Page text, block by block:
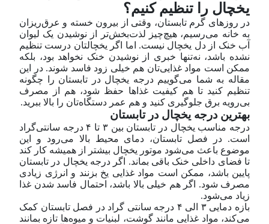
یخچال را تنظیم کنیم؟
در روزهای گرم تابستان، وقتی از بیرون خسته و عرق‌ریزان
به خانه می‌رسیم، هیچ‌چیز لذت‌بخش‌تر از نوشیدن یک لیوان
آب خنک از دل یخچال نیست. اما اگر یخچالتان درست تنظیم
نشده باشد، نه‌تنها خبری از نوشیدن خنک نخواهد بود، بلکه
ممکن است مواد غذایی‌تان هم خیلی زود فاسد شوند. در این
مقاله به شما می‌گوییم درجه یخچال در تابستان را چگونه
تنظیم کنید تا هم کیفیت غذاها حفظ شود، هم از مصرف
بی‌رویه برق جلوگیری کنید و هم عمر دستگاه‌تان را بالا ببرید.
بهترین درجه یخچال در تابستان
درجه مناسب یخچال در تابستان بین ۳ تا ۴ درجه سانتی‌گراد
است. در فصل تابستان، دمای محیط بالا می‌رود و این
موضوع باعث می‌شود موتور یخچال بیشتر از همیشه کار کند
تا فضای داخلی خنک باقی بماند. اگر درجه یخچال در تابستان
پایین باشد، ممکن است مواد غذایی یخ بزنند و انرژی زیادی
مصرف شود. اگر هم خیلی بالا باشد، احتمال فاسد شدن غذا
زیاد می‌شود.
بازه دمایی ۳ الی ۴ درجه سانتی گراد در فصل تابستان کمک
می‌کند، مواد غذایی مانند گوشت، لبنیات و میوه‌ها تازه بمانند